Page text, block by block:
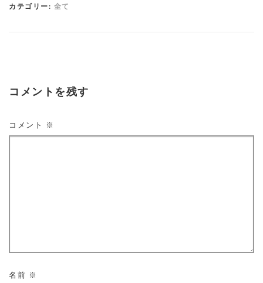
カテゴリー: 全て
コメントを残す
コメント ※
名前 ※